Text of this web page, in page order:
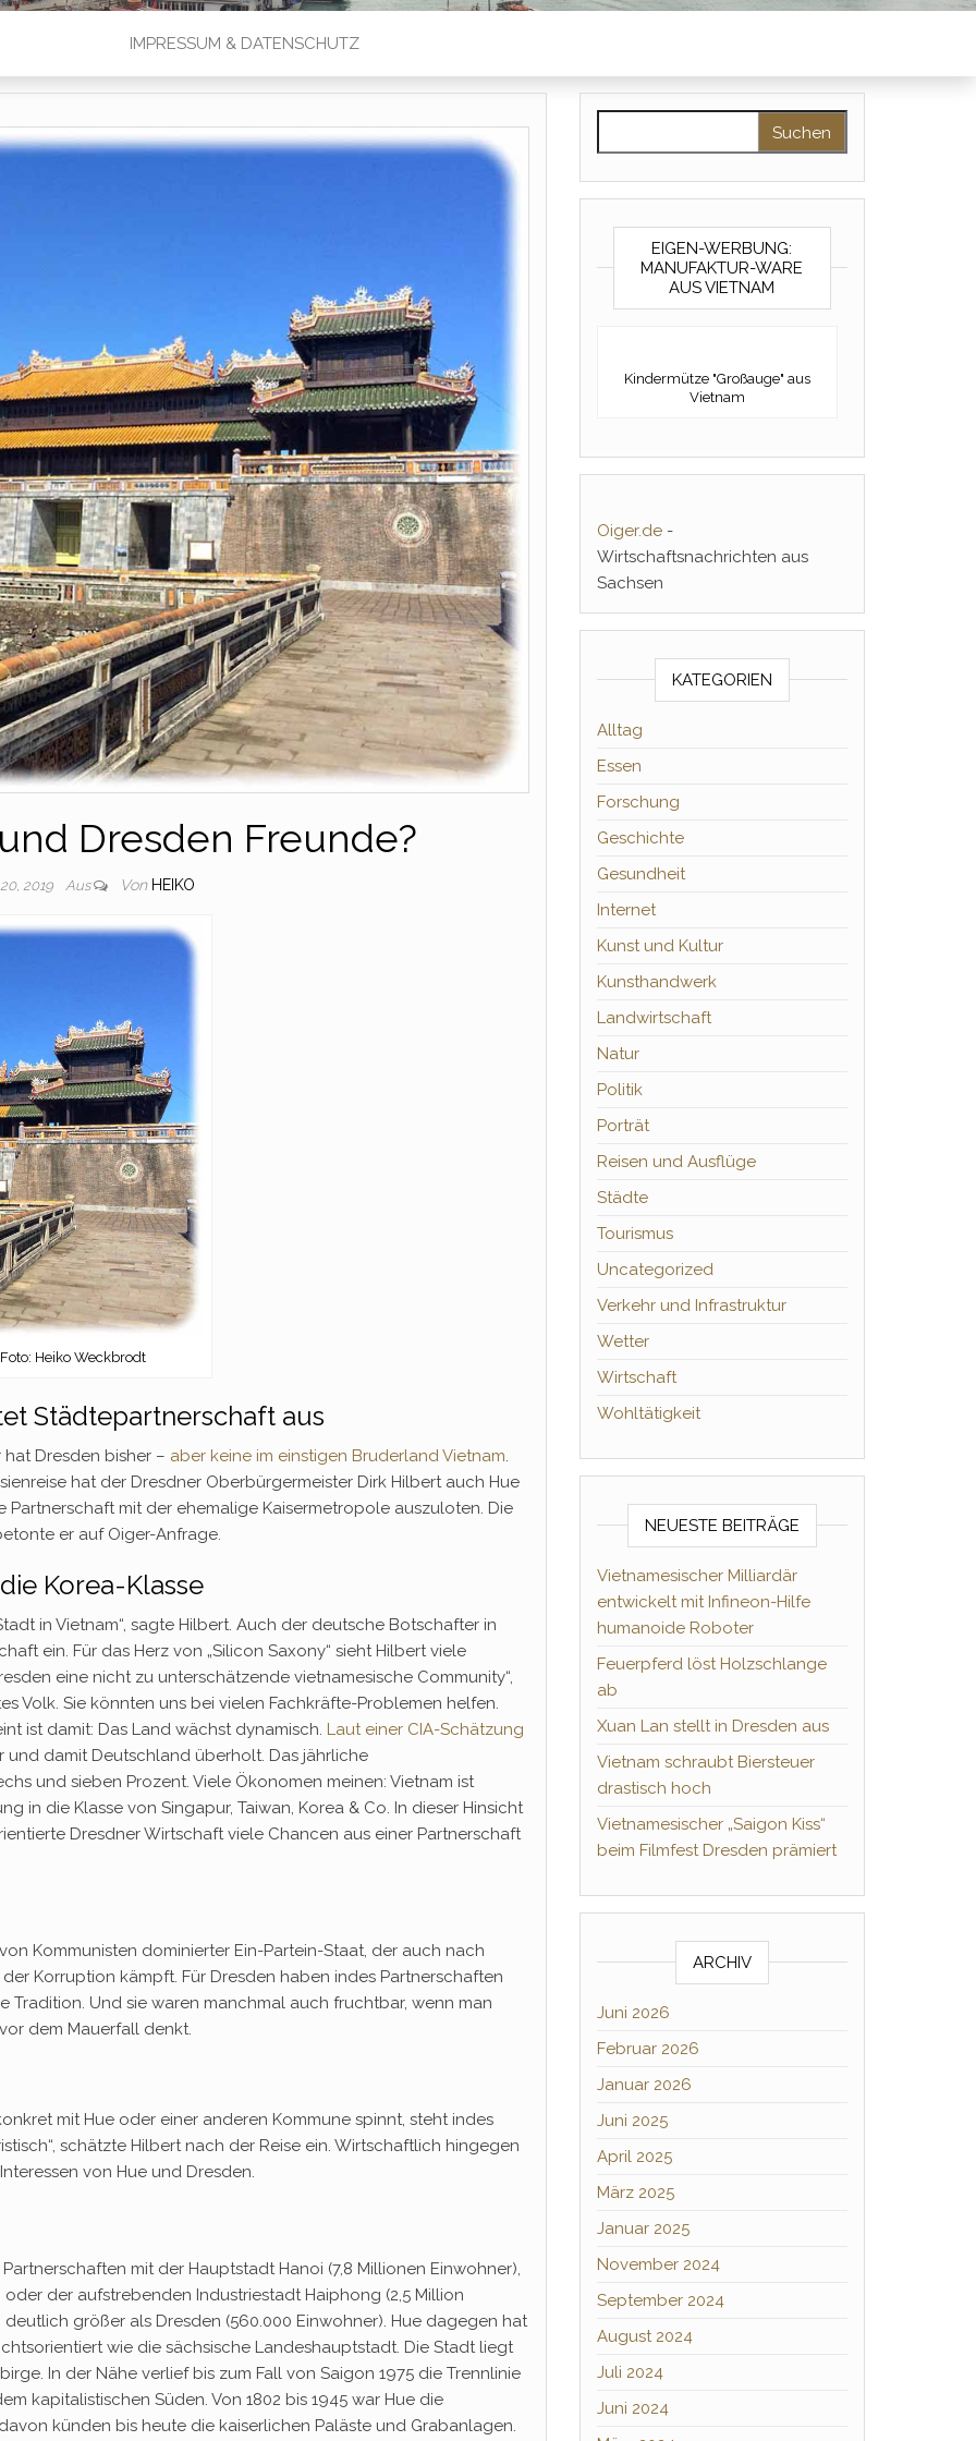
IMPRESSUM & DATENSCHUTZ
Dresden Freunde?
2019 Aus Von HEIKO
Heiko Weckbrodt
Städtepartnerschaft aus
hat Dresden bisher – aber keine im einstigen Bruderland Vietnam.
hat der Dresdner Oberbürgermeister Dirk Hilbert auch Hue
mit der ehemalige Kaisermetropole auszuloten. Die
er auf Oiger-Anfrage.
Korea-Klasse
in Vietnam“, sagte Hilbert. Auch der deutsche Botschafter in
ein. Für das Herz von „Silicon Saxony“ sieht Hilbert viele
eine nicht zu unterschätzende vietnamesische Community“,
Volk. Sie könnten uns bei vielen Fachkräfte-Problemen helfen.
ist damit: Das Land wächst dynamisch. Laut einer CIA-Schätzung
und damit Deutschland überholt. Das jährliche
und sieben Prozent. Viele Ökonomen meinen: Vietnam ist
in die Klasse von Singapur, Taiwan, Korea & Co. In dieser Hinsicht
Dresdner Wirtschaft viele Chancen aus einer Partnerschaft
Kommunisten dominierter Ein-Partein-Staat, der auch nach
Korruption kämpft. Für Dresden haben indes Partnerschaften
Tradition. Und sie waren manchmal auch fruchtbar, wenn man
dem Mauerfall denkt.
mit Hue oder einer anderen Kommune spinnt, steht indes
schätzte Hilbert nach der Reise ein. Wirtschaftlich hingegen
von Hue und Dresden.
mit der Hauptstadt Hanoi (7,8 Millionen Einwohner),
der aufstrebenden Industriestadt Haiphong (2,5 Million
größer als Dresden (560.000 Einwohner). Hue dagegen hat
wie die sächsische Landeshauptstadt. Die Stadt liegt
In der Nähe verlief bis zum Fall von Saigon 1975 die Trennlinie
kapitalistischen Süden. Von 1802 bis 1945 war Hue die
künden bis heute die kaiserlichen Paläste und Grabanlagen.
EIGEN-WERBUNG:
MANUFAKTUR-WARE
AUS VIETNAM
Kindermütze "Großauge" aus
Vietnam
Oiger.de-
Wirtschaftsnachrichten aus
Sachsen
KATEGORIEN
Alltag
Essen
Forschung
Geschichte
Gesundheit
Internet
Kunst und Kultur
Kunsthandwerk
Landwirtschaft
Natur
Politik
Porträt
Reisen und Ausflüge
Städte
Tourismus
Uncategorized
Verkehr und Infrastruktur
Wetter
Wirtschaft
Wohltätigkeit
NEUESTE BEITRÄGE
Vietnamesischer Milliardär
entwickelt mit Infineon-Hilfe
humanoide Roboter
Feuerpferd löst Holzschlange
ab
Xuan Lan stellt in Dresden aus
Vietnam schraubt Biersteuer
drastisch hoch
Vietnamesischer „Saigon Kiss“
beim Filmfest Dresden prämiert
ARCHIV
Juni 2026
Februar 2026
Januar 2026
Juni 2025
April 2025
März 2025
Januar 2025
November 2024
September 2024
August 2024
Juli 2024
Juni 2024